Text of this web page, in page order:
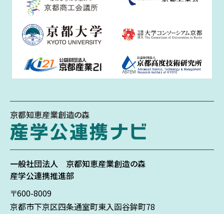
京都知恵産業創造の森
一般社団法人 京都知恵産業創造の森
産学公連携推進部
〒600-8009
京都市下京区四条通室町東入函谷鉾町78